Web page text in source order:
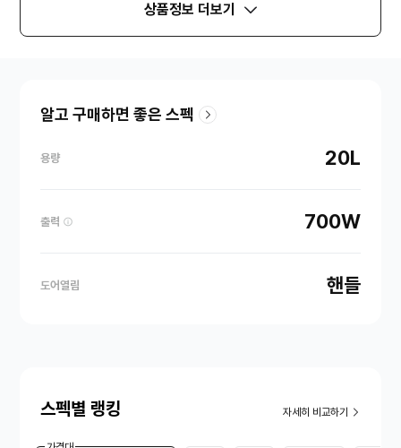
상품정보 더보기
알고 구매하면 좋은 스펙
용량 20L
출력 700W
도어열림 핸들
스펙별 랭킹 자세히 비교하기